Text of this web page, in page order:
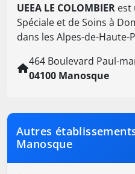
UEEA LE COLOMBIER est
Spéciale et de Soins à
dans les Alpes-de-Haute-
464 Boulevard Paul-
04100 Manosque
Autres
Manosque